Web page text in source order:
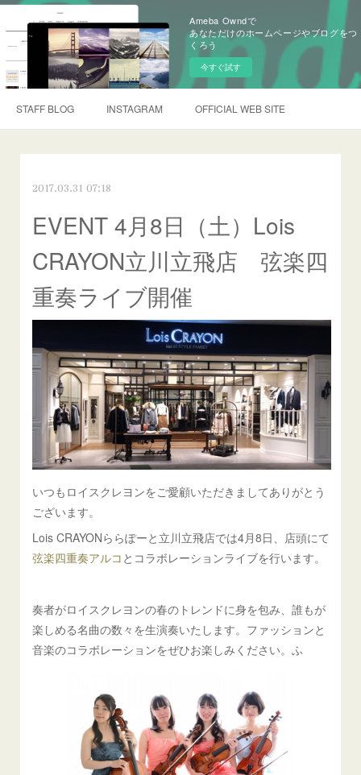
Ameba Owndで
あなただけのホームページやブログをつ
くろう
今すぐ試す
STAFF BLOG INSTAGRAM OFFICIAL WEB SITE
2017.03.31 07:18
EVENT 4月8日（土）Lois
CRAYON立川立飛店 弦楽四
重奏ライブ開催
いつもロイスクレヨンをご愛顧いただきましてありがとう
ございます。
Lois CRAYONららぽーと立川立飛店では4月8日、店頭にて
弦楽四重奏アルコ とコラボレーションライブを行います。
奏者がロイスクレヨンの春のトレンドに身を包み、誰もが
楽しめる名曲の数々を生演奏いたします。ファッションと
音楽のコラボレーションをぜひお楽しみください。ふ